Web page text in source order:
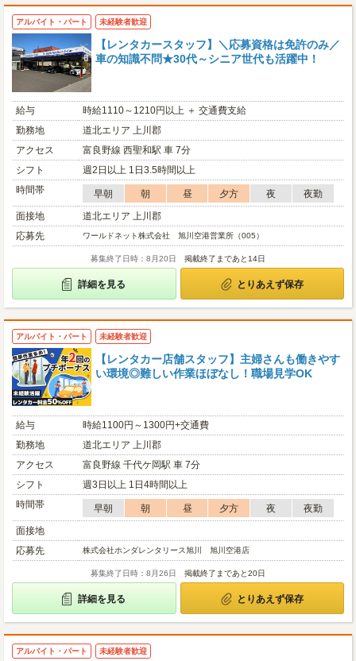
アルバイト・パート 未経験者歓迎
【レンタカースタッフ】＼応募資格は免許のみ／
車の知識不問★30代～シニア世代も活躍中！
給与
時給1110～1210円以上 ＋ 交通費支給
勤務地
道北エリア 上川郡
アクセス
富良野線 西聖和駅 車 7分
シフト
週2日以上 1日3.5時間以上
時間帯
早朝 朝 昼 夕方 夜
夜勤
面接地
道北エリア 上川郡
応募先
ワールドネット株式会社 旭川空港営業所（005）
募集終了日時：8月20日 掲載終了まであと14日
詳細を見る とりあえず保存
アルバイト・パート 未経験者歓迎
【レンタカー店舗スタッフ】主婦さんも働きやす
い環境◎難しい作業ほぼなし！職場見学OK
給与
時給1100円～1300円+交通費
勤務地
道北エリア 上川郡
アクセス
富良野線 千代ケ岡駅 車 7分
シフト
週3日以上 1日4時間以上
時間帯
早朝 朝 昼 夕方 夜
夜勤
面接地
応募先
株式会社ホンダレンタリース旭川 旭川空港店
募集終了日時：8月26日 掲載終了まであと20日
詳細を見る とりあえず保存
アルバイト・パート 未経験者歓迎